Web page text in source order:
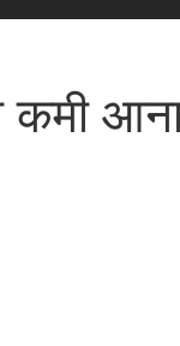
कमी